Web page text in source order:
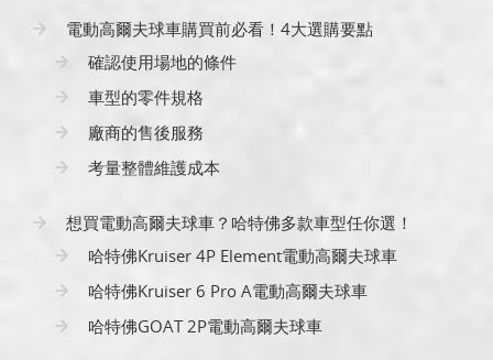
電動高爾夫球車購買前必看！4大選購要點
確認使用場地的條件
車型的零件規格
廠商的售後服務
考量整體維護成本
想買電動高爾夫球車？哈特佛多款車型任你選！
哈特佛Kruiser 4P Element電動高爾夫球車
哈特佛Kruiser 6 Pro A電動高爾夫球車
哈特佛GOAT 2P電動高爾夫球車